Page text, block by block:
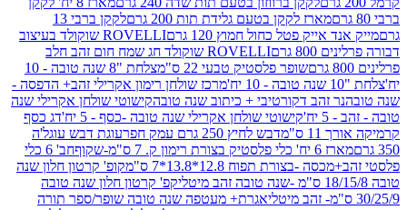
מארז לקקן בטעם גלידת תות 200 גרם
לקקן ברבי 13
אייק פטל כחול חמוץ 120 גרם
ROVELLI שוקולד בעיצוב
גרם
ROVELLI שוקולד חג שמח חום זהב חלב
שופר פלסטיק טבעי 22 ס"מ
צלחת "8 שנה טובה - 10
מרכז שולחן רימון אקרילי זהב+ הדפסה -
זהב דקורטיבי + כיתוב שנה טובהקישוטי שולחן אקרילי שנה
קישוטי שולחן אקרילי שנה טובה -כסף - 5 יח'
דג כסף
ס"מ
דבש לחיץ 250 גרם עמק חפר
עוגת דבש עוגל'ה
בצורת רימון ק. 7 ס"מ-שקוף
חב' 6 כלי
-בצורת תפוח 12.8*13.8*7 ס"מ
קופ' קרטון חלון שנה
קפ' קרטון חלון שנה טובה
אגרת+ מעטפה שנה טובה שופר/ספר תורה